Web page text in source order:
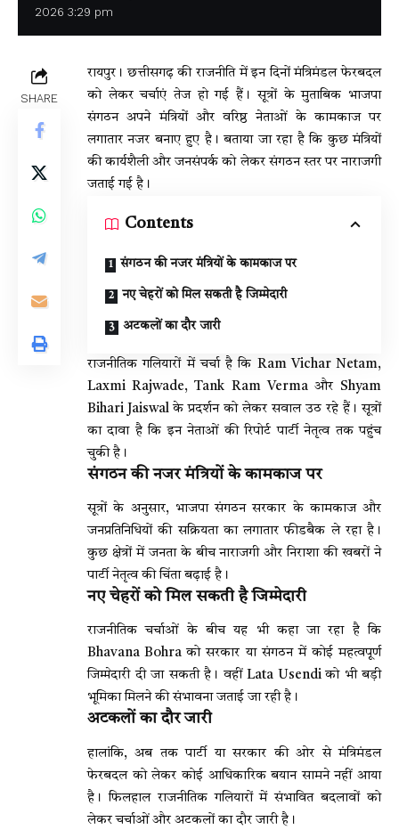
2026 3:29 pm
SHARE
रायपुर। छत्तीसगढ़ की राजनीति में इन दिनों मंत्रिमंडल फेरबदल
को लेकर चर्चाएं तेज हो गई हैं। सूत्रों के मुताबिक भाजपा
संगठन अपने मंत्रियों और वरिष्ठ नेताओं के कामकाज पर
लगातार नजर बनाए हुए है। बताया जा रहा है कि कुछ मंत्रियों
की कार्यशैली और जनसंपर्क को लेकर संगठन स्तर पर नाराजगी
जताई गई है।
Contents
संगठन की नजर मंत्रियों के कामकाज पर
नए चेहरों को मिल सकती है जिम्मेदारी
अटकलों का दौर जारी
राजनीतिक गलियारों में चर्चा है कि Ram Vichar Netam,
Laxmi Rajwade,Tank Ram Vermaऔर Shyam
Bihari Jaiswal के प्रदर्शन को लेकर सवाल उठ रहे हैं। सूत्रों
का दावा है कि इन नेताओं की रिपोर्ट पार्टी नेतृत्व तक पहुंच
चुकी है।
संगठन की नजर मंत्रियों के कामकाज पर
सूत्रों के अनुसार, भाजपा संगठन सरकार के कामकाज और
जनप्रतिनिधियों की सक्रियता का लगातार फीडबैक ले रहा है।
कुछ क्षेत्रों में जनता के बीच नाराजगी और निराशा की खबरों ने
पार्टी नेतृत्व की चिंता बढ़ाई है।
नए चेहरों को मिल सकती है जिम्मेदारी
राजनीतिक चर्चाओं के बीच यह भी कहा जा रहा है कि
Bhavana Bohra को सरकार या संगठन में कोई महत्वपूर्ण
जिम्मेदारी दी जा सकती है। वहीं Lata Usendiको भी बड़ी
भूमिका मिलने की संभावना जताई जा रही है।
अटकलों का दौर जारी
हालांकि, अब तक पार्टी या सरकार की ओर से मंत्रिमंडल
फेरबदल को लेकर कोई आधिकारिक बयान सामने नहीं आया
है। फिलहाल राजनीतिक गलियारों में संभावित बदलावों को
लेकर चर्चाओं और अटकलों का दौर जारी है।